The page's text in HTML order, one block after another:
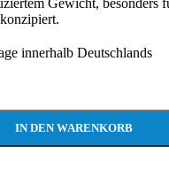
innerhalb Deutschlands
IN DEN WARENKORB